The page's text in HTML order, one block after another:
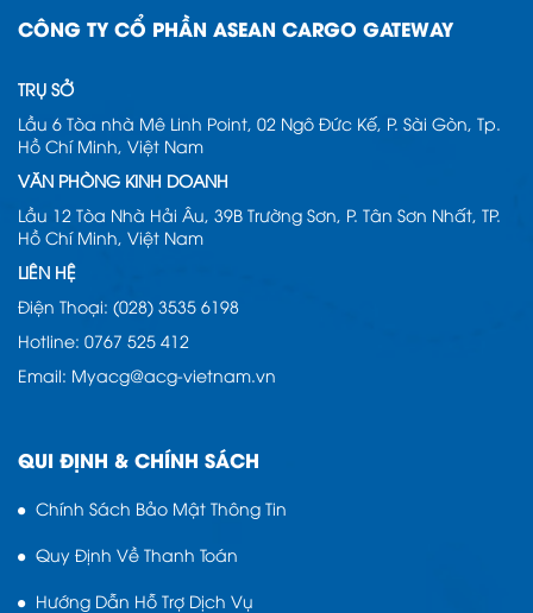
CÔNG TY CỔ PHẦN ASEAN CARGO GATEWAY
TRỤ SỞ
Lầu 6 Tòa nhà Mê Linh Point, 02 Ngô Đức Kế, P. Sài Gòn, Tp.
Hồ Chí Minh, Việt Nam
VĂN PHÒNG KINH DOANH
Lầu 12 Tòa Nhà Hải Âu, 39B Trường Sơn, P. Tân Sơn Nhất, TP.
Hồ Chí Minh, Việt Nam
LIÊN HỆ
Điện Thoại: (028) 3535 6198
Hotline: 0767 525 412
Email: Myacg@acg-vietnam.vn
QUI ĐỊNH & CHÍNH SÁCH
Chính Sách Bảo Mật Thông Tin
Quy Định Về Thanh Toán
Hướng Dẫn Hỗ Trợ Dịch Vụ